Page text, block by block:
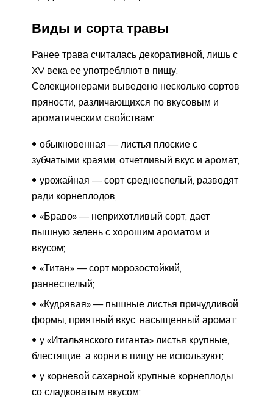
Виды и сорта травы
Ранее трава считалась декоративной, лишь с
XV века ее употребляют в пищу.
Селекционерами выведено несколько сортов
пряности, различающихся по вкусовым и
ароматическим свойствам:
обыкновенная — листья плоские с
зубчатыми краями, отчетливый вкус и аромат;
урожайная — сорт среднеспелый, разводят
ради корнеплодов;
«Браво» — неприхотливый сорт, дает
пышную зелень с хорошим ароматом и
вкусом;
«Титан» — сорт морозостойкий,
раннеспелый;
«Кудрявая» — пышные листья причудливой
формы, приятный вкус, насыщенный аромат;
у «Итальянского гиганта» листья крупные,
блестящие, а корни в пищу не используют;
у корневой сахарной крупные корнеплоды
со сладковатым вкусом;